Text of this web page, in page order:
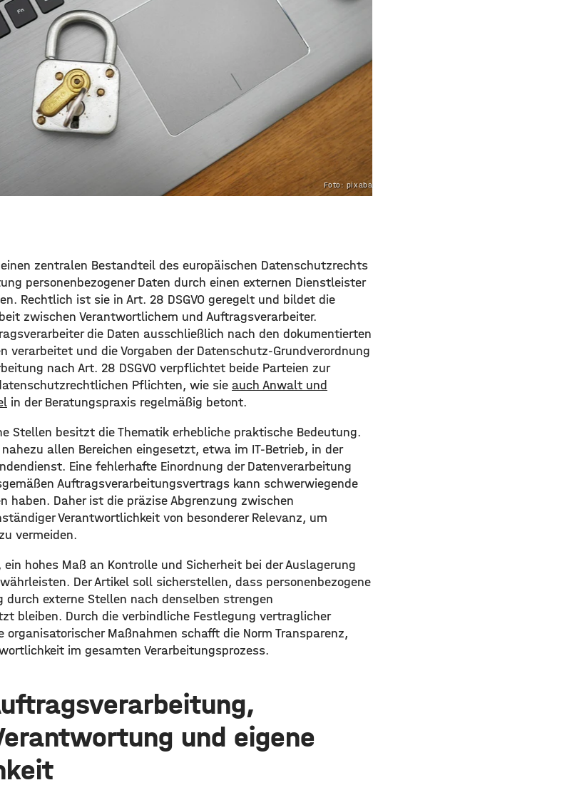
Foto: pixabay.com
zentralen Bestandteil des europäischen Datenschutzrechts
personenbezogener Daten durch einen externen Dienstleister
Rechtlich ist sie in Art. 28 DSGVO geregelt und bildet die
zwischen Verantwortlichem und Auftragsverarbeiter.
die Daten ausschließlich nach den dokumentierten
verarbeitet und die Vorgaben der Datenschutz-Grundverordnung
nach Art. 28 DSGVO verpflichtet beide Parteien zur
Pflichten, wie sie auch Anwalt und
in der Beratungspraxis regelmäßig betont.
Stellen besitzt die Thematik erhebliche praktische Bedeutung.
allen Bereichen eingesetzt, etwa im IT-Betrieb, in der
Eine fehlerhafte Einordnung der Datenverarbeitung
Auftragsverarbeitungsvertrags kann schwerwiegende
haben. Daher ist die präzise Abgrenzung zwischen
Verantwortlichkeit von besonderer Relevanz, um
vermeiden.
ein hohes Maß an Kontrolle und Sicherheit bei der Auslagerung
Der Artikel soll sicherstellen, dass personenbezogene
durch externe Stellen nach denselben strengen
bleiben. Durch die verbindliche Festlegung vertraglicher
Maßnahmen schafft die Norm Transparenz,
im gesamten Verarbeitungsprozess.
und eigene